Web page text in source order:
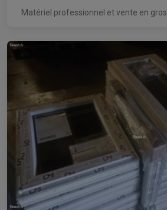
Matériel professionnel et vente en gros